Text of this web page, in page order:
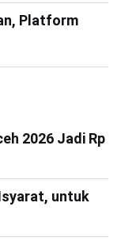
Platform
2026 Jadi Rp
untuk